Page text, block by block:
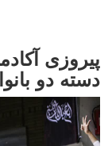
پیروزی
دسته دو